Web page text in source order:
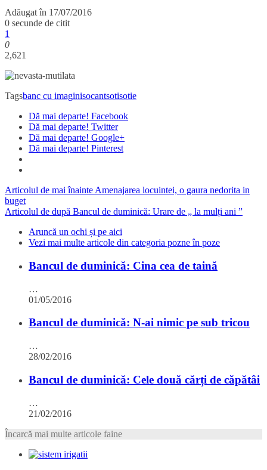
Adăugat în 17/07/2016
0 secunde de citit
1
0
2,621
Tagsbanc cu imaginisocantsotisotie
Dă mai departe! Facebook
Dă mai departe! Twitter
Dă mai departe! Google+
Dă mai departe! Pinterest
Articolul de mai înainte Amenajarea locuintei, o gaura nedorita in
buget
Articolul de după Bancul de duminică: Urare de „ la mulți ani ”
Aruncă un ochi și pe aici
Vezi mai multe articole din categoria pozne în poze
Bancul de duminică: Cina cea de taină
…
01/05/2016
Bancul de duminică: N-ai nimic pe sub tricou
…
28/02/2016
Bancul de duminică: Cele două cărți de căpătâi
…
21/02/2016
Încarcă mai multe articole faine